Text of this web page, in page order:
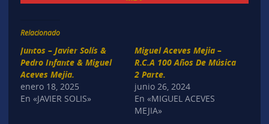
Relacionado
Juntos – Javier Solís &
Pedro Infante & Miguel
Aceves Mejia.
enero 18, 2025
En «JAVIER SOLIS»
Miguel Aceves Mejia –
R.C.A 100 Años De Música
2 Parte.
junio 26, 2024
En «MIGUEL ACEVES
MEJIA»